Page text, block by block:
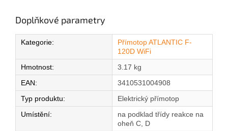
Doplňkové parametry
Kategorie:
Přímotop ATLANTIC F-
120D WiFi
Hmotnost:
3.17 kg
EAN:
3410531004908
Typ produktu:
Elektrický přímotop
Umístění:
na podklad třídy reakce na
oheň C, D